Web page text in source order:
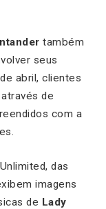
também
seus
abril, clientes
através de
com a
das
imagens
de Lady